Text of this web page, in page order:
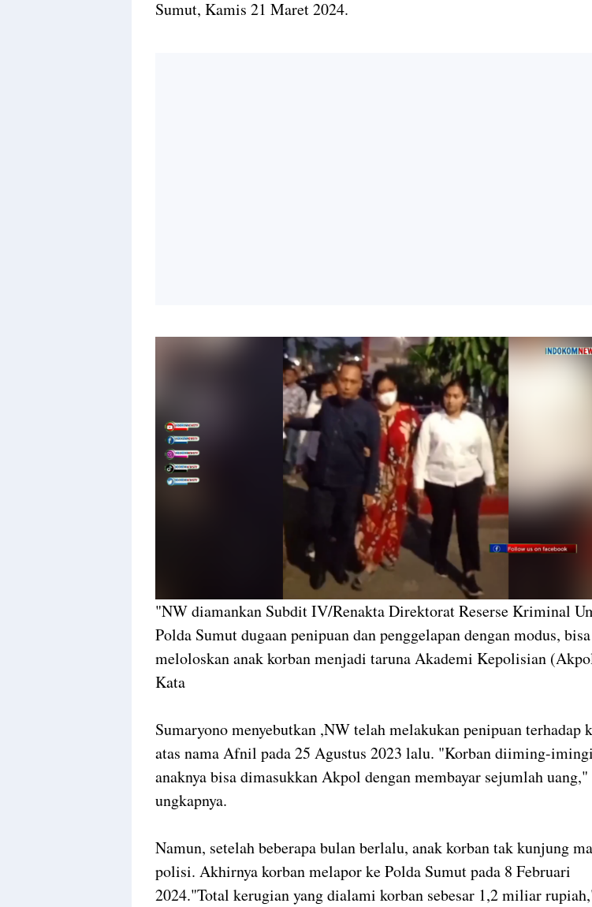
Sumut, Kamis 21 Maret 2024.
"NW diamankan Subdit IV/Renakta Direktorat Reserse Kriminal
Polda Sumut dugaan penipuan dan penggelapan dengan modus, bisa
meloloskan anak korban menjadi taruna Akademi Kepolisian
Kata
Sumaryono menyebutkan ,NW telah melakukan penipuan terhadap
atas nama Afnil pada 25 Agustus 2023 lalu. "Korban diiming-imingi
anaknya bisa dimasukkan Akpol dengan membayar sejumlah uang,"
ungkapnya.
Namun, setelah beberapa bulan berlalu, anak korban tak kunjung
polisi. Akhirnya korban melapor ke Polda Sumut pada 8 Februari
2024."Total kerugian yang dialami korban sebesar 1,2 miliar